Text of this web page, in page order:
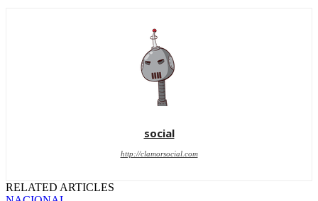
social
http://clamorsocial.com
RELATED ARTICLES